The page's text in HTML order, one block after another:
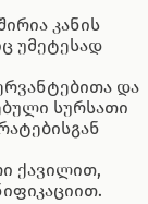
კანის
უმეტესად
და
სურსათი
ქავილით,